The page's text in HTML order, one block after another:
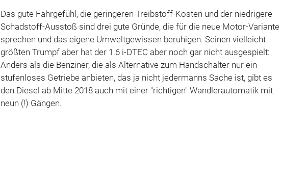
Das gute Fahrgefühl, die geringeren Treibstoff-Kosten und der niedrigere
Schadstoff-Ausstoß sind drei gute Gründe, die für die neue Motor-Variante
sprechen und das eigene Umweltgewissen beruhigen. Seinen vielleicht
größten Trumpf aber hat der 1.6 i-DTEC aber noch gar nicht ausgespielt:
Anders als die Benziner, die als Alternative zum Handschalter nur ein
stufenloses Getriebe anbieten, das ja nicht jedermanns Sache ist, gibt es
den Diesel ab Mitte 2018 auch mit einer "richtigen" Wandlerautomatik mit
neun (!) Gängen.